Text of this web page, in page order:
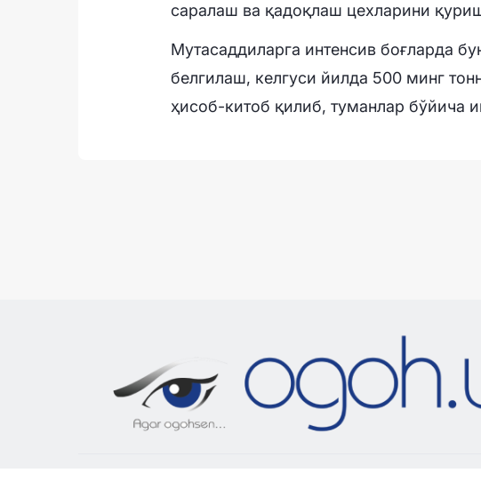
саралаш ва қадоқлаш цехларини
Мутасаддиларга интенсив боғларда
белгилаш, келгуси йилда 500 минг
ҳисоб-китоб қилиб, туманлар